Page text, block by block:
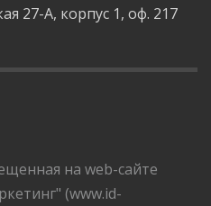
27-А, корпус 1, оф. 217
на web-сайте
(www.id-